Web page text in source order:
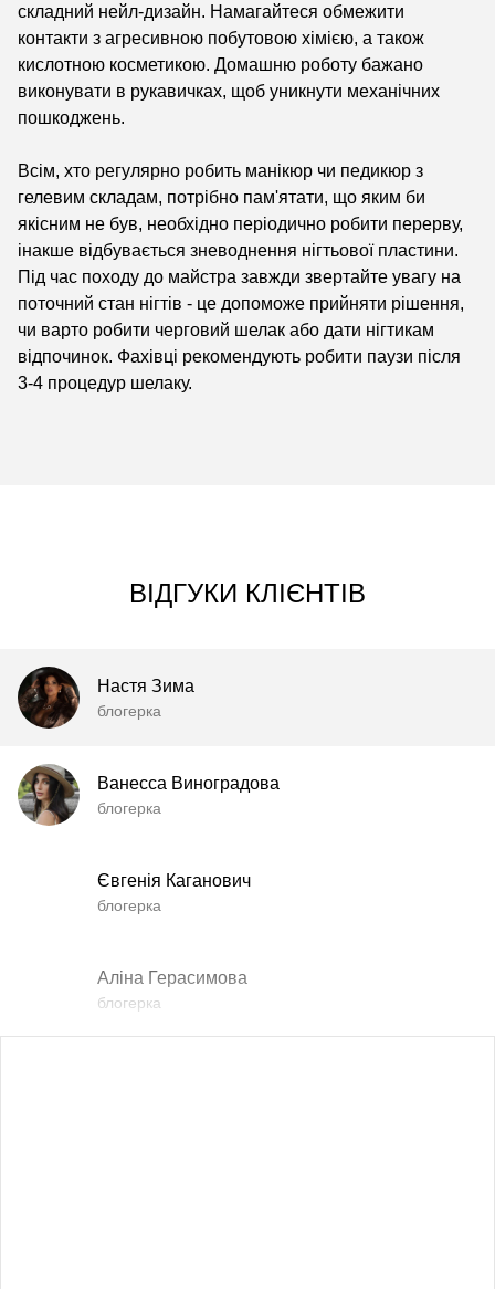
складний нейл-дизайн. Намагайтеся обмежити
контакти з агресивною побутовою хімією, а також
кислотною косметикою. Домашню роботу бажано
виконувати в рукавичках, щоб уникнути механічних
пошкоджень.
Всім, хто регулярно робить манікюр чи педикюр з
гелевим складам, потрібно пам'ятати, що яким би
якісним не був, необхідно періодично робити перерву,
інакше відбувається зневоднення нігтьової пластини.
Під час походу до майстра завжди звертайте увагу на
поточний стан нігтів - це допоможе прийняти рішення,
чи варто робити черговий шелак або дати нігтикам
відпочинок. Фахівці рекомендують робити паузи після
3-4 процедур шелаку.
ВІДГУКИ КЛІЄНТІВ
Настя Зима
блогерка
Ванесса Виноградова
блогерка
Євгенія Каганович
блогерка
Аліна Герасимова
блогерка